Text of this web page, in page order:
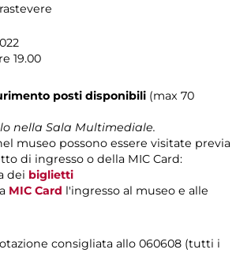
19.00
posti disponibili (max 70
nella Sala Multimediale.
museo possono essere visitate previa
di ingresso o della MIC Card:
dei biglietti
MIC Card l'ingresso al museo e alle
consigliata allo 060608 (tutti i